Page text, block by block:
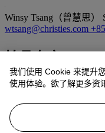
Winsy Tsang（曾慧思）
wtsang@christies.com
Custom-made pieces,
special custom-made
top collectors. For each
which colors will be
我们使用 Cookie 来提升
使用体验。欲了解更多资